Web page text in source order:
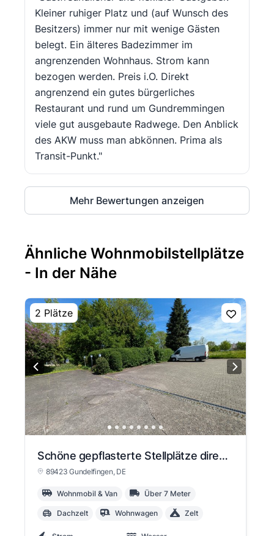
Kleiner ruhiger Platz und (auf Wunsch des
Besitzers) immer nur mit wenige Gästen
belegt. Ein älteres Badezimmer im
angrenzenden Wohnhaus. Strom kann
bezogen werden. Preis i.O. Direkt
angrenzend ein gutes bürgerliches
Restaurant und rund um Gundremmingen
viele gut ausgebaute Radwege. Den Anblick
des AKW muss man abkönnen. Prima als
Transit-Punkt."
Mehr Bewertungen anzeigen
Ähnliche Wohnmobilstellplätze
- In der Nähe
2 Plätze
Schöne gepflasterte Stellplätze direkt am kleinen Flüsschen Brenz in bayrisch Schwaben
89423 Gundelfingen, DE
Wohnmobil & Van Über 7 Meter
Dachzelt Wohnwagen Zelt